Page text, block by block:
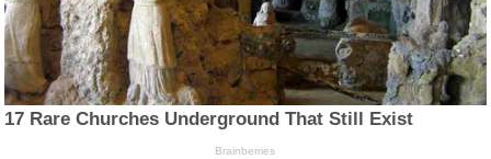
17 Rare Churches Underground That Still Exist
Brainberries